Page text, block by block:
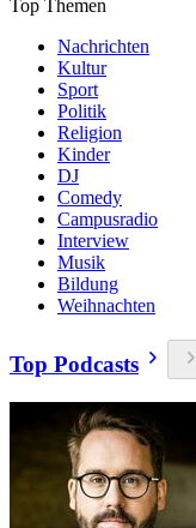
Top Themen
Nachrichten
Kultur
Sport
Politik
Religion
Kinder
DJ
Comedy
Campusradio
Interview
Musik
Bildung
Weihnachten
Top Podcasts